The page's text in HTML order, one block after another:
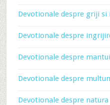
Devotionale despre griji
Devotionale despre
Devotionale despre
Devotionale despre
Devotionale despre natura